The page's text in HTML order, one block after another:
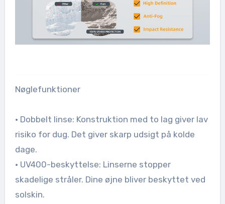
Nøglefunktioner
• Dobbelt linse: Konstruktion med to lag giver lav
risiko for dug. Det giver skarp udsigt på kolde
dage.
• UV400-beskyttelse: Linserne stopper
skadelige stråler. Dine øjne bliver beskyttet ved
solskin.